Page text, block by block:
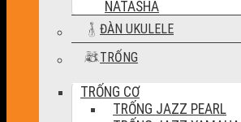
NATASHA
ĐÀN UKULELE
TRỐNG
TRỐNG CƠ
TRỐNG JAZZ PEARL